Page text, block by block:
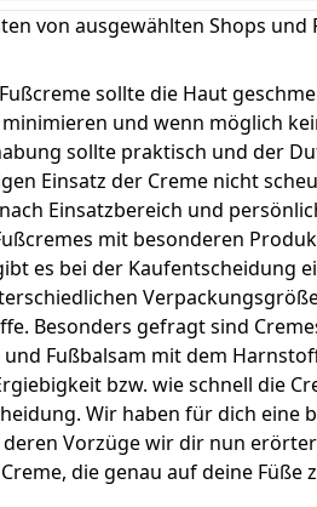
von ausgewählten Shops
sollte die Haut
und wenn möglich
sollte praktisch und der
Einsatz der Creme nicht
Einsatzbereich und
mit besonderen
es bei der Kaufentscheidung
Besonders gefragt sind
und Fußbalsam mit dem
bzw. wie schnell die
Wir haben für dich eine
deren Vorzüge wir dir nun
die genau auf deine